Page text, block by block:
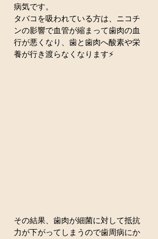
病気です。
タバコを吸われている方は、ニコチ
ンの影響で血管が縮まって歯肉の血
行が悪くなり、歯と歯肉へ酸素や栄
養が行き渡らなくなります⚡️
その結果、歯肉が細菌に対して抵抗
力が下がってしまうので歯周病にか